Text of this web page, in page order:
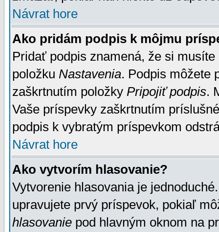
Návrat hore
Ako pridám podpis k môjmu
Pridať podpis znamená, že si
položku Nastavenia. Podpis môžete
zaškrtnutím položky Pripojiť podpis.
Vaše príspevky zaškrtnutím
podpis k vybratým príspevkom
Návrat hore
Ako vytvorím hlasovanie?
Vytvorenie hlasovania je
upravujete prvý príspevok, pokiaľ
hlasovanie pod hlavným oknom na